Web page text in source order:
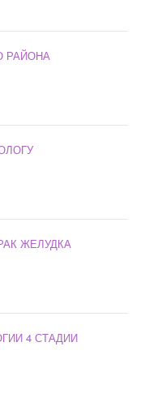
РАЙОНА
ЖЕЛУДКА
4 СТАДИИ